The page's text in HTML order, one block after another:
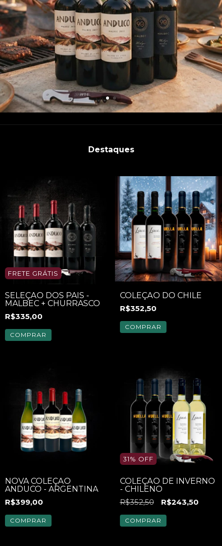
Destaques
FRETE GRÁTIS
SELEÇÃO DOS PAIS -
MALBEC + CHURRASCO
R$335,00
COLEÇÃO DO CHILE
R$352,50
NOVA COLEÇÃO
ANDUCO - ARGENTINA
R$399,00
31% OFF
COLEÇÃO DE INVERNO
- CHILENO
R$352,50
R$243,50